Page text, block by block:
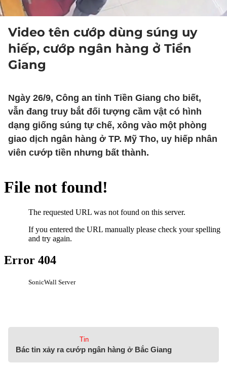
Video tên cướp dùng súng uy
hiếp, cướp ngân hàng ở Tiền
Giang
Ngày 26/9, Công an tỉnh Tiền Giang cho biết,
vẫn đang truy bắt đối tượng cầm vật có hình
dạng giống súng tự chế, xông vào một phòng
giao dịch ngân hàng ở TP. Mỹ Tho, uy hiếp nhân
viên cướp tiền nhưng bất thành.
Tin
Bác tin xảy ra cướp ngân hàng ở Bắc Giang